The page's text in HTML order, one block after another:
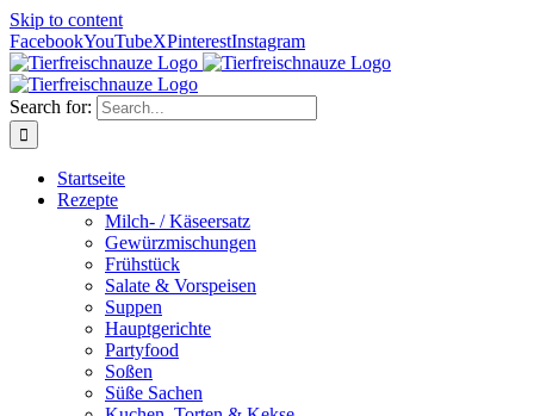
Skip to content
FacebookYouTubeXPinterestInstagram
Search for:
Startseite
Rezepte
Milch- / Käseersatz
Gewürzmischungen
Frühstück
Salate & Vorspeisen
Suppen
Hauptgerichte
Partyfood
Soßen
Süße Sachen